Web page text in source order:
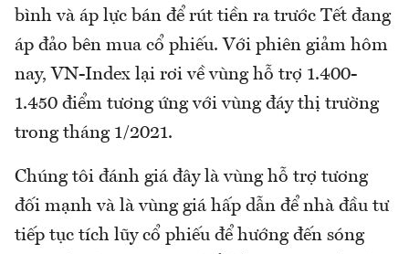
bình và áp lực bán để rút tiền ra trước Tết đang
áp đảo bên mua cổ phiếu. Với phiên giảm hôm
nay, VN-Index lại rơi về vùng hỗ trợ 1.400-
1.450 điểm tương ứng với vùng đáy thị trường
trong tháng 1/2021.
Chúng tôi đánh giá đây là vùng hỗ trợ tương
đối mạnh và là vùng giá hấp dẫn để nhà đầu tư
tiếp tục tích lũy cổ phiếu để hướng đến sóng